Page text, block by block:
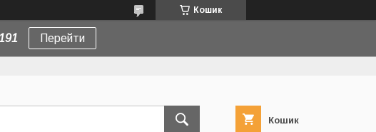
Кошик
Перейти
Кошик